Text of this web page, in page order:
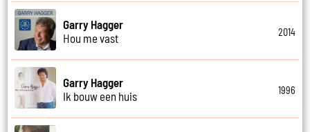
Garry Hagger
Hou me vast
2014
Garry Hagger
Ik bouw een huis
1996